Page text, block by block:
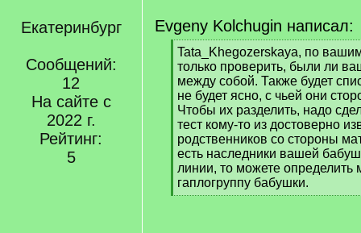
Екатеринбург
Сообщений:
12
На сайте с
2022 г.
Рейтинг:
5
Evgeny Kolchugin написал:
[
q
]
Tata_Khegozerskaya, по
только проверить, были ли
между собой. Также будет
не будет ясно, с чьей они
Чтобы их разделить, надо
тест кому-то из достоверно
родственников со стороны
есть наследники вашей
линии, то можете определить
гаплогруппу бабушки.
[